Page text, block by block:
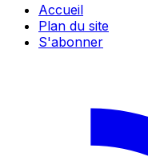
Accueil
Plan du site
S'abonner